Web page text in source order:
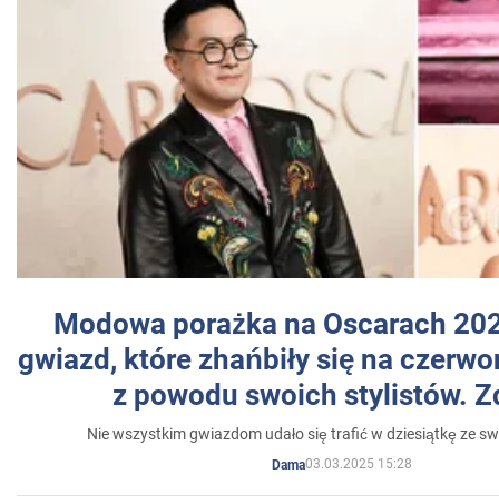
Modowa porażka na Oscarach
gwiazd, które zhańbiły się na
z powodu swoich stylistów.
Nie wszystkim gwiazdom udało się trafić w dziesiątkę ze
Dama03.03.2025 15:28